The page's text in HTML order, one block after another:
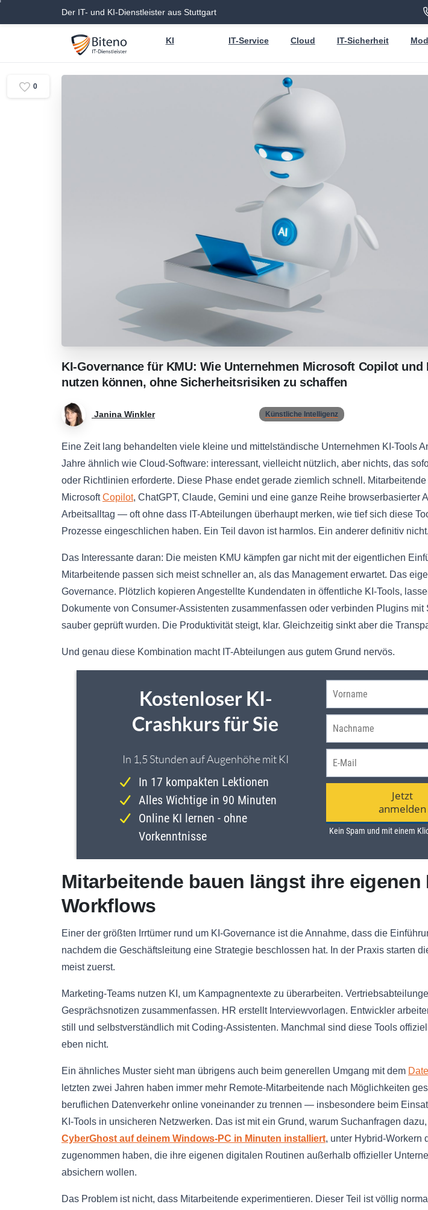
Der IT- und KI-Dienstleister aus Stuttgart
KI IT-Service Cloud IT-Sicherheit
KI-Governance für KMU: Wie Unternehmen Microsoft Copilot und
nutzen können, ohne Sicherheitsrisiken zu schaffen
Janina Winkler Künstliche Intelligenz
Eine Zeit lang behandelten viele kleine und mittelständische Unternehmen KI-Tools
Jahre ähnlich wie Cloud-Software: interessant, vielleicht nützlich, aber nichts, das
oder Richtlinien erforderte. Diese Phase endet gerade ziemlich schnell.
MicrosoftCopilot, ChatGPT, Claude, Gemini und eine ganze Reihe browserbasierter
Arbeitsalltag — oft ohne dass IT-Abteilungen überhaupt merken, wie tief sich diese
Prozesse eingeschlichen haben. Ein Teil davon ist harmlos. Ein anderer definitiv nicht.
Das Interessante daran: Die meisten KMU kämpfen gar nicht mit der eigentlichen
Mitarbeitende passen sich meist schneller an, als das Management erwartet. Das
Governance. Plötzlich kopieren Angestellte Kundendaten in öffentliche KI-Tools,
Dokumente von Consumer-Assistenten zusammenfassen oder verbinden Plugins mit
sauber geprüft wurden. Die Produktivität steigt, klar. Gleichzeitig sinkt aber die
Und genau diese Kombination macht IT-Abteilungen aus gutem Grund nervös.
Mitarbeitende bauen längst ihre eigenen
Workflows
Einer der größten Irrtümer rund um KI-Governance ist die Annahme, dass die
nachdem die Geschäftsleitung eine Strategie beschlossen hat. In der Praxis starten
meist zuerst.
Marketing-Teams nutzen KI, um Kampagnentexte zu überarbeiten.
Gesprächsnotizen zusammenfassen. HR erstellt Interviewvorlagen. Entwickler
still und selbstverständlich mit Coding-Assistenten. Manchmal sind diese Tools
eben nicht.
Ein ähnliches Muster sieht man übrigens auch beim generellen Umgang mit dem
letzten zwei Jahren haben immer mehr Remote-Mitarbeitende nach Möglichkeiten
beruflichen Datenverkehr online voneinander zu trennen — insbesondere beim
KI-Tools in unsicheren Netzwerken. Das ist mit ein Grund, warum Suchanfragen
CyberGhost auf deinem Windows-PC in Minuten installiert, unter Hybrid-Workern
zugenommen haben, die ihre eigenen digitalen Routinen außerhalb offizieller
absichern wollen.
Das Problem ist nicht, dass Mitarbeitende experimentieren. Dieser Teil ist völlig
0